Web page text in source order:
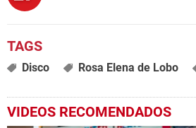
Disco Rosa Elena de Lobo
VIDEOS RECOMENDADOS